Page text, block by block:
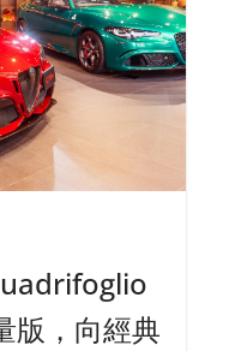
版，向經典